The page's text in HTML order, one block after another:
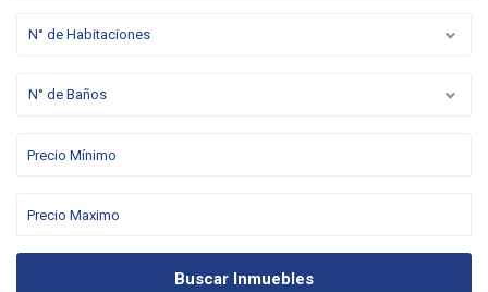
N° de Habitaciones
N° de Baños
Buscar Inmuebles